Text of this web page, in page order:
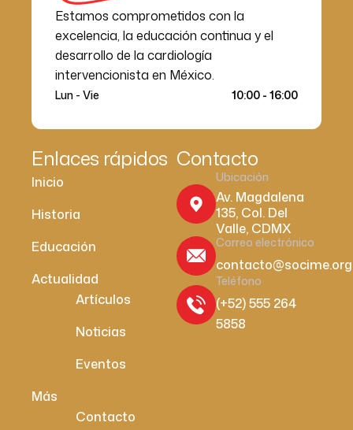
Estamos comprometidos con la
excelencia, la educación continua y el
desarrollo de la cardiología
intervencionista en México.
Lun - Vie 10:00 - 16:00
Enlaces rápidos
Inicio
Historia
Educación
Actualidad
Artículos
Noticias
Eventos
Más
Contacto
Contacto
Ubicación
Av. Magdalena
135, Col. Del
Valle, CDMX
Correo electrónico
contacto@socime.org
Teléfono
(+52) 555 264
5858